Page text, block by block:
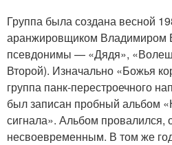
Группа была создана весной
аранжировщиком Владимиром
псевдонимы — «Дядя»,
Второй). Изначально «Божья
группа панк-перестроечного
был записан пробный альбом
сигнала». Альбом провалился,
несвоевременным. В том же